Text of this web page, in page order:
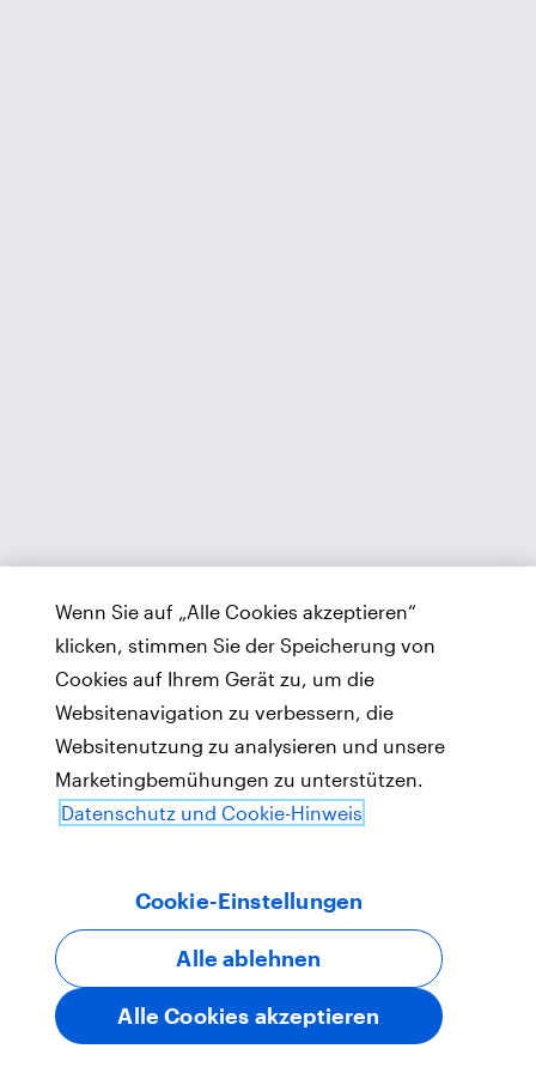
Wenn Sie auf „Alle Cookies akzeptieren“
klicken, stimmen Sie der Speicherung von
Cookies auf Ihrem Gerät zu, um die
Websitenavigation zu verbessern, die
Websitenutzung zu analysieren und unsere
Marketingbemühungen zu unterstützen.
Datenschutz und Cookie-Hinweis
Cookie-Einstellungen
Alle ablehnen
Alle Cookies akzeptieren